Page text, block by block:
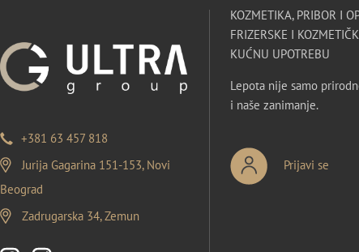
+381 63 457 818
Jurija Gagarina 151-153, Novi
Beograd
Zadrugarska 34, Zemun
KOZMETIKA, PRIBOR I
FRIZERSKE I
KUĆNU UPOTREBU
Lepota nije samo
i naše zanimanje.
Prijavi se